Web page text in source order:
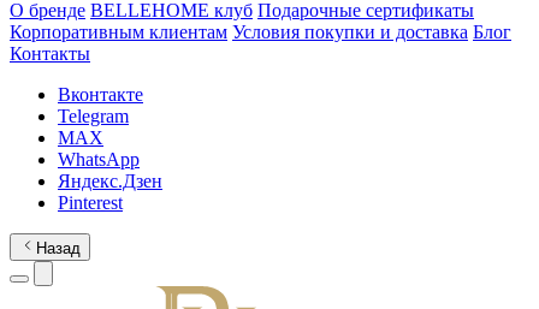
О бренде BELLEHOME клуб Подарочные сертификаты
Корпоративным клиентам Условия покупки и доставка Блог
Контакты
Вконтакте
Telegram
MAX
WhatsApp
Яндекс.Дзен
Pinterest
Назад